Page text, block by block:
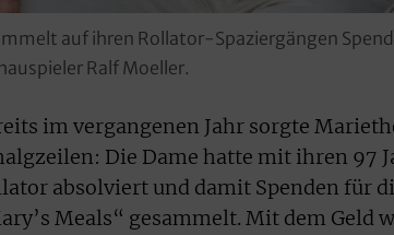
auf ihren Rollator-Spaziergängen
Ralf Moeller.
im vergangenen Jahr sorgte
Die Dame hatte mit ihren 97
absolviert und damit Spenden für
Meals“ gesammelt. Mit dem Geld